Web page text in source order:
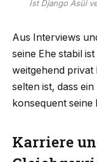
Ist Django Asül
Aus Interviews
seine Ehe stabil
weitgehend privat
selten ist, dass
konsequent
Karriere